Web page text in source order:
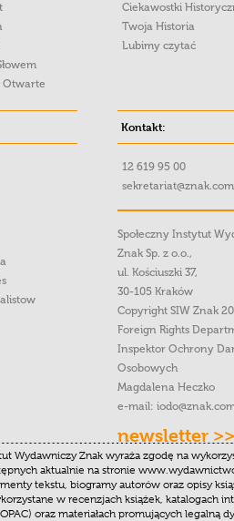
Otwarte
Ciekawostki
Twoja Historia
Lubimy czytać
Kontakt:
12 619 95 00
Społeczny Instytut
Znak Sp. z o.o.,
ul. Kościuszki 37,
30-105 Kraków
Copyright SIW Znak
Foreign Rights
Inspektor Ochrony
Osobowych
Magdalena Heczko
e-mail:
newsletter >>
Wydawniczy Znak wyraża zgodę na
aktualnie na stronie
tekstu, biogramy autorów oraz opisy
w recenzjach książek, katalogach
oraz materiałach promujących legalną